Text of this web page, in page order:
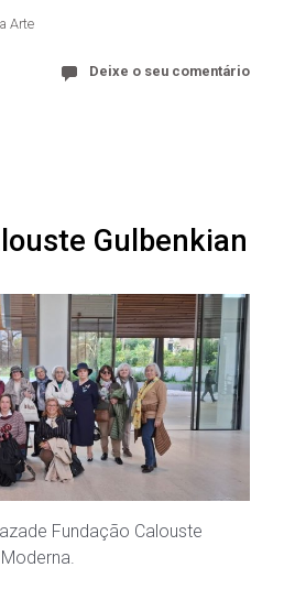
Arte
Deixe o seu comentário
Gulbenkian
Fundação Calouste